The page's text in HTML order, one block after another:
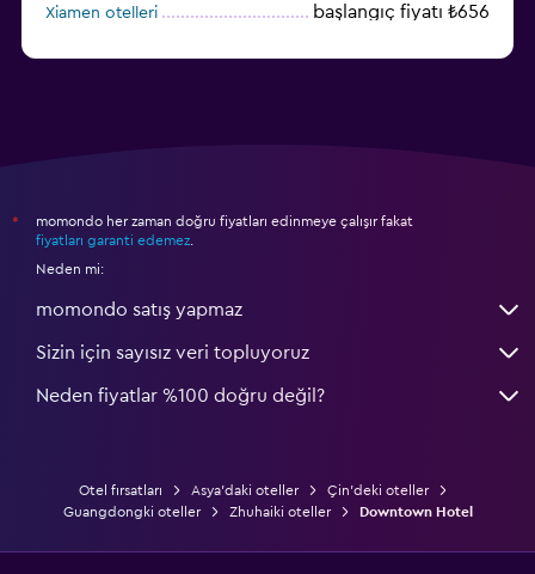
Xiamen otelleri
başlangıç fiyatı ₺656
*
momondo her zaman doğru fiyatları edinmeye çalışır fakat
fiyatları garanti edemez
Neden mi:
momondo satış yapmaz
Sizin için sayısız veri topluyoruz
Neden fiyatlar %100 doğru değil?
Otel fırsatları Asya'daki oteller
Çin'deki oteller
Guangdongki oteller
Zhuhaiki oteller Downtown Hotel